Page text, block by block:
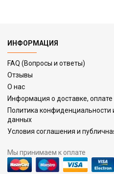
ИНФОРМАЦИЯ
FAQ (Вопросы и ответы)
Отзывы
О нас
Информация о доставке, оплате
Политика конфиденциальности
данных
Условия соглашения и
Мы принимаем к оплате